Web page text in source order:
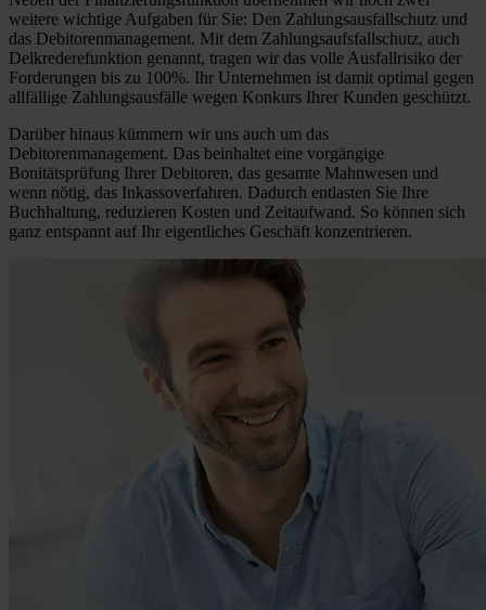
weitere wichtige Aufgaben für Sie: Den Zahlungsausfallschutz und
das Debitorenmanagement. Mit dem Zahlungsaufsfallschutz, auch
Delkrederefunktion genannt, tragen wir das volle Ausfallrisiko der
Forderungen bis zu 100%. Ihr Unternehmen ist damit optimal gegen
allfällige Zahlungsausfälle wegen Konkurs Ihrer Kunden geschützt.
Darüber hinaus kümmern wir uns auch um das
Debitorenmanagement. Das beinhaltet eine vorgängige
Bonitätsprüfung Ihrer Debitoren, das gesamte Mahnwesen und
wenn nötig, das Inkassoverfahren. Dadurch entlasten Sie Ihre
Buchhaltung, reduzieren Kosten und Zeitaufwand. So können sich
ganz entspannt auf Ihr eigentliches Geschäft konzentrieren.